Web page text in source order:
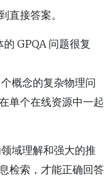
直接答案。
的 GPQA 问题很复
概念的复杂物理问
单个在线资源中一起
域理解和强大的推
检索，才能正确回答